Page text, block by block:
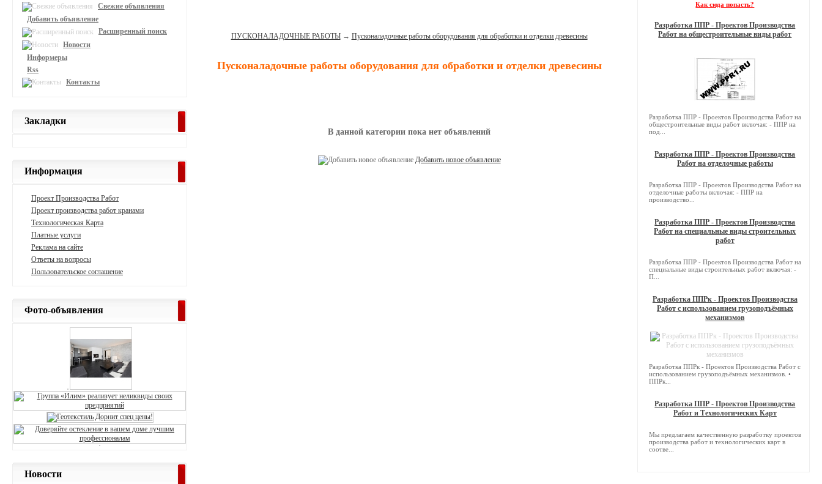
ПУСКОНАЛАДОЧНЫЕ РАБОТЫ→ Пусконаладочные работы оборудования для обработки и отделки древесины
Пусконаладочные работы оборудования для обработки и отделки древесины
В данной категории пока нет объявлений
Добавить новое объявление
Свежие объявления
Добавить объявление
Расширенный поиск
Новости
Информеры
Rss
Контакты
Закладки
Информация
Проект Производства Работ
Проект производства работ кранами
Технологическая Карта
Платные услуги
Реклама на сайте
Ответы на вопросы
Пользовательское соглашение
Фото-объявления
Новости
Как сюда попасть?
Разработка ППР - Проектов Производства
Работ на общестроительные виды работ
Разработка ППР - Проектов Производства Работ на
общестроительные виды работ включая: - ППР на
под...
Разработка ППР - Проектов Производства
Работ на отделочные работы
Разработка ППР - Проектов Производства Работ на
отделочные работы включая: - ППР на
производство...
Разработка ППР - Проектов Производства
Работ на специальные виды строительных
работ
Разработка ППР - Проектов Производства Работ на
специальные виды строительных работ включая: -
П...
Разработка ППРк - Проектов Производства
Работ с использованием грузоподъёмных
механизмов
Разработка ППРк - Проектов Производства Работ с
использованием грузоподъёмных механизмов. •
ППРк...
Разработка ППР - Проектов Производства
Работ и Технологических Карт
Мы предлагаем качественную разработку проектов
производства работ и технологических карт в
соотве...